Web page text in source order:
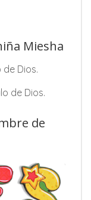
Miesha
Dios.
de Dios.
de